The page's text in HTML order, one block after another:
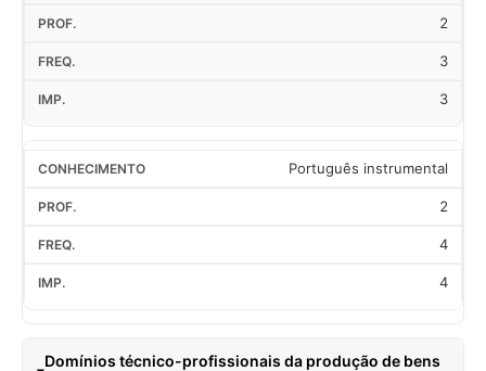
2
3
3
Português instrumental
2
4
4
Domínios técnico-profissionais da produção de bens